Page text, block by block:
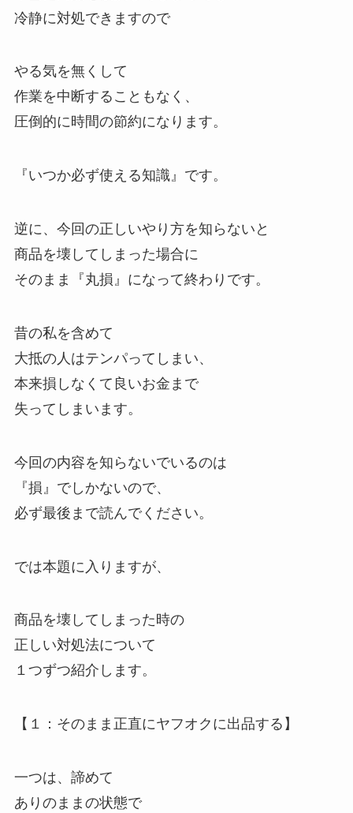
冷静に対処できますので
やる気を無くして
作業を中断することもなく、
圧倒的に時間の節約になります。
『いつか必ず使える知識』です。
逆に、今回の正しいやり方を知らないと
商品を壊してしまった場合に
そのまま『丸損』になって終わりです。
昔の私を含めて
大抵の人はテンパってしまい、
本来損しなくて良いお金まで
失ってしまいます。
今回の内容を知らないでいるのは
『損』でしかないので、
必ず最後まで読んでください。
では本題に入りますが、
商品を壊してしまった時の
正しい対処法について
１つずつ紹介します。
【１：そのまま正直にヤフオクに出品する】
一つは、諦めて
ありのままの状態で